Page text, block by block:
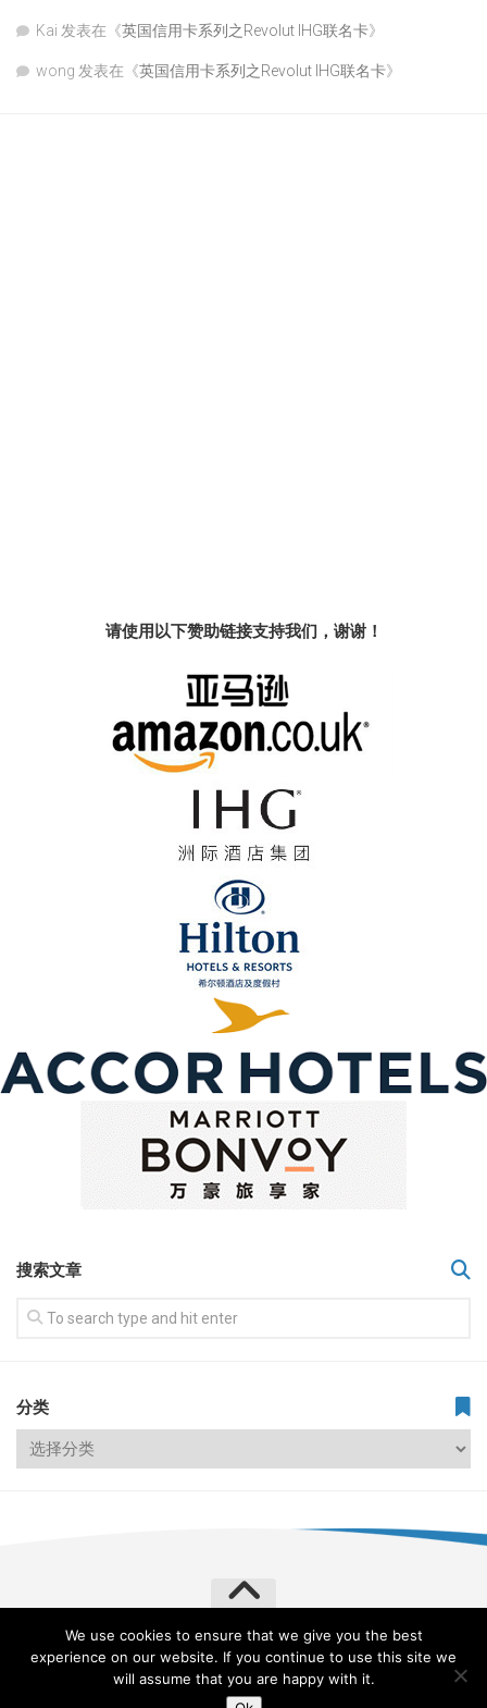
Kai 发表在《英国信用卡系列之Revolut IHG联名卡》
wong 发表在《英国信用卡系列之Revolut IHG联名卡》
请使用以下赞助链接支持我们，谢谢！
搜索文章
分类
飞常旅客 VERYLVKE © 2026. All Rights Reserved.
Powered byWordPress. Theme byAlx
We use cookies to ensure that we give you the best
experience on our website. If you continue to use this site we
will assume that you are happy with it.